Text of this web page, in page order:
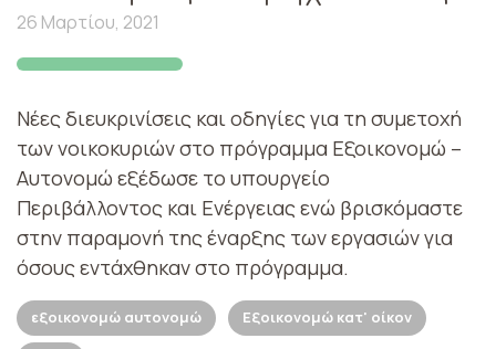
26 Μαρτίου, 2021
Νέες διευκρινίσεις και οδηγίες για τη συμετοχή
των νοικοκυριών στο πρόγραμμα Εξοικονομώ –
Αυτονομώ εξέδωσε το υπουργείο
Περιβάλλοντος και Ενέργειας ενώ βρισκόμαστε
στην παραμονή της έναρξης των εργασιών για
όσους εντάχθηκαν στο πρόγραμμα.
εξοικονομώ αυτονομώ Εξοικονομώ κατ' οίκον